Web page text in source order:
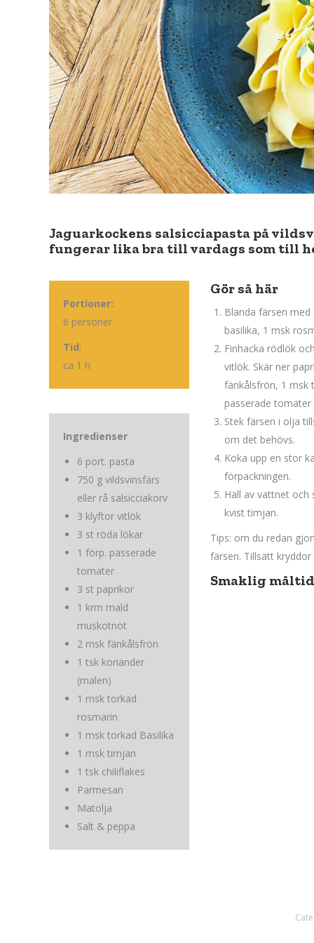
Jaguarkockens salsicciapasta på
fungerar lika bra till vardags som till
Portioner:
6 personer
Tid:
ca 1 h
Ingredienser
6 port. pasta
750 g vildsvinsfärs
eller rå salsicciakorv
3 klyftor vitlök
3 st röda lökar
1 förp. passerade
tomater
3 st paprikor
1 krm mald
muskotnöt
2 msk fänkålsfrön
1 tsk koriander
(malen)
1 msk torkad
rosmarin
1 msk torkad Basilika
1 msk timjan
1 tsk chiliflakes
Parmesan
Matolja
Salt & peppa
Gör så här
Blanda färsen
basilika, 1 msk
Finhacka rödlök
vitlök. Skär ner
fänkålsfrön, 1 msk
passerade
Stek färsen i olja
om det behövs.
Koka upp en stor
förpackningen.
Häll av vattnet och
kvist timjan.
Tips: om du redan
färsen. Tillsätt
Smaklig